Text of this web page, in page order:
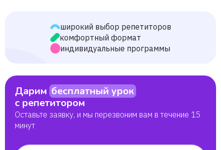
широкий выбор репетиторов
комфортный формат
индивидуальные программы
Дарим бесплатный урок
с репетитором
Оставьте заявку, и мы перезвоним вам в течение 15
минут